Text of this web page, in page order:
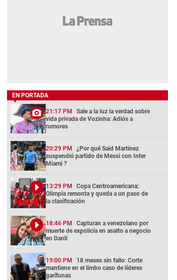
EN PORTADA
21:17 PM Sale a la luz la verdad sobre
vida privada de Vozinha: Adiós a
rumores
20:29 PM ¿Por qué Said Martínez
suspendió partido de Messi con Inter
Miami ?
13:29 PM Copa Centroamericana:
Olimpia remonta y queda a un paso de
la clasificación
18:46 PM Capturan a venezolano por
muerte de expolicía en asalto a negocio
en Danlí
19:00 PM 18 meses sin fallo: Corte
mantiene en el limbo caso de líderes
garífunas